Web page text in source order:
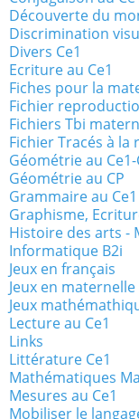
Découverte du
Discrimination
Divers Ce1
Ecriture au Ce1
Fiches pour la
Fichier
Fichiers Tbi
Fichier Tracés à la
Géométrie au Ce1-
Géométrie au CP
Grammaire au Ce1
Graphisme,
Histoire des arts -
Informatique B2i
Jeux en français
Jeux en maternelle
Jeux
Lecture au Ce1
Links
Littérature Ce1
Mathématiques
Mesures au Ce1
Mobiliser le